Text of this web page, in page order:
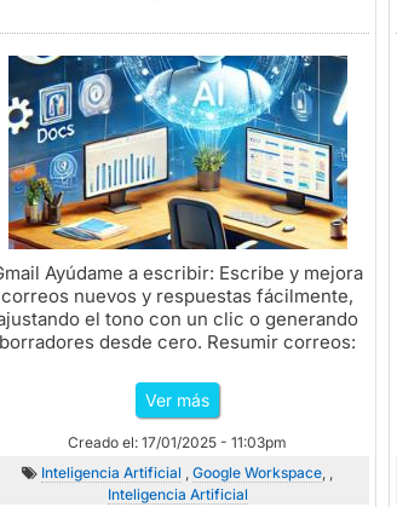
Ayúdame a escribir: Escribe y mejora
correos nuevos y respuestas fácilmente,
el tono con un clic o generando
borradores desde cero. Resumir correos:
Ver más
Creado el: 17/01/2025 - 11:03pm
Inteligencia Artificial ,Google Workspace, ,
Inteligencia Artificial